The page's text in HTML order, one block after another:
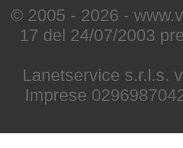
© 2005 - 2026 -
17 del 24/07/2003
Lanetservice s.r.l.s.
Imprese